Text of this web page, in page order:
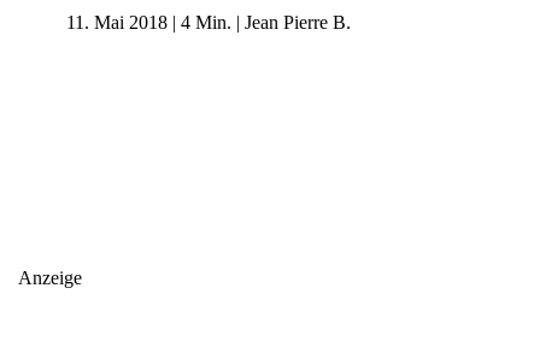
11. Mai 2018 | 4 Min. | Jean Pierre B.
Anzeige